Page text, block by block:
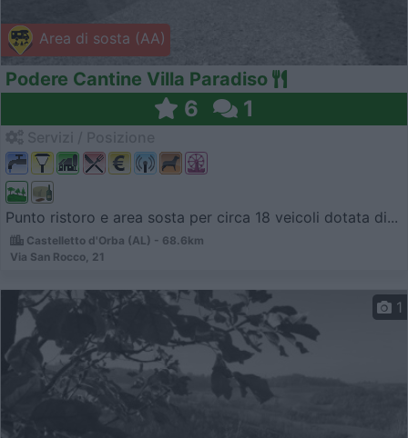
Area di sosta (AA)
Podere Cantine Villa Paradiso
6 1
Punto ristoro e area sosta per circa 18 veicoli dotata di...
Castelletto d'Orba (AL) - 68.6km
Via San Rocco, 21
1